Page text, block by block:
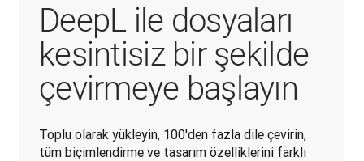
DeepL ile dosyaları
kesintisiz bir şekilde
çevirmeye başlayın
Toplu olarak yükleyin, 100'den fazla dile çevirin,
tüm biçimlendirme ve tasarım özelliklerini farklı